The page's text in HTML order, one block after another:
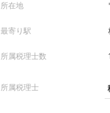
所在地
最寄り駅
所属税理士数
所属税理士